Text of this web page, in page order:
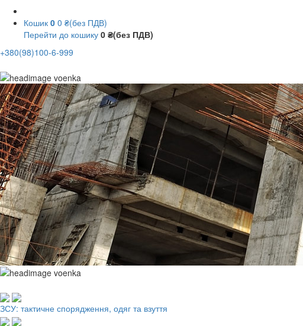
Кошик 0 0 ₴(без ПДВ)
Перейти до кошику 0 ₴(без ПДВ)
+380(98)100-6-999
ЗСУ: тактичне спорядження, одяг та взуття